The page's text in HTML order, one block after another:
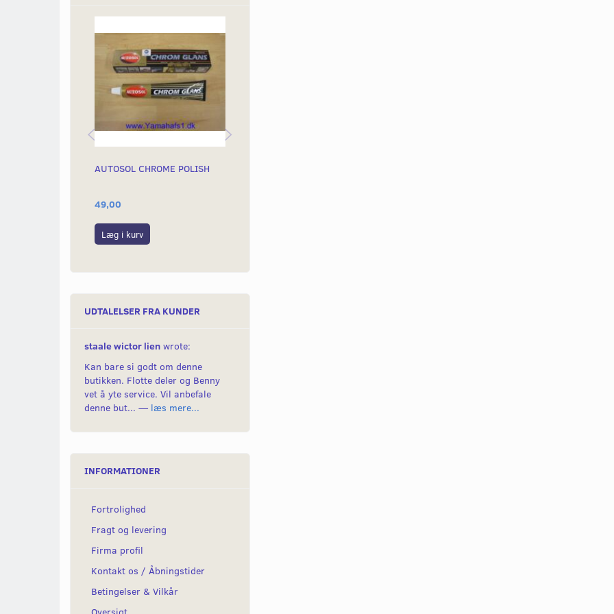
AUTOSOL CHROME POLISH
49,00
Læg i kurv
UDTALELSER FRA KUNDER
staale wictor lien wrote:
Kan bare si godt om denne
butikken. Flotte deler og Benny
vet å yte service. Vil anbefale
denne but... — læs mere...
INFORMATIONER
Fortrolighed
Fragt og levering
Firma profil
Kontakt os / Åbningstider
Betingelser & Vilkår